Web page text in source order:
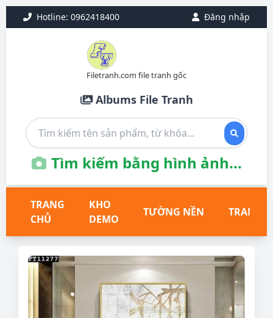
Hotline: 0962418400 Đăng nhập
Filetranh.com file tranh gốc
Albums File Tranh
Tìm kiếm bằng hình ảnh...
TRANG
CHỦ
KHO
DEMO
TƯỜNG NỀN TRANH